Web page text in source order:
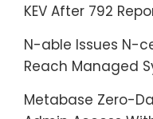
KEV After 792
N-able Issues N-
Reach Managed
Metabase Zero-